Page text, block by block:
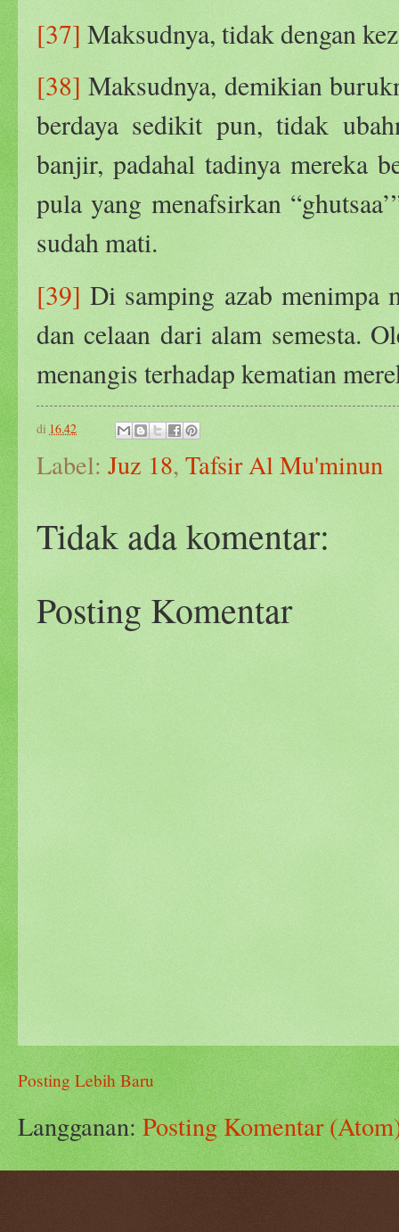
[37] Maksudnya, tidak dengan
[38] Maksudnya, demikian
berdaya sedikit pun, tidak
banjir, padahal tadinya mereka
pula yang menafsirkan
sudah mati.
[39] Di samping azab menimpa
dan celaan dari alam semesta.
menangis terhadap kematian
di 16.42
Label: Juz 18, Tafsir Al Mu'minun
Tidak ada komentar:
Posting Komentar
Posting Lebih Baru
Langganan:Posting Komentar